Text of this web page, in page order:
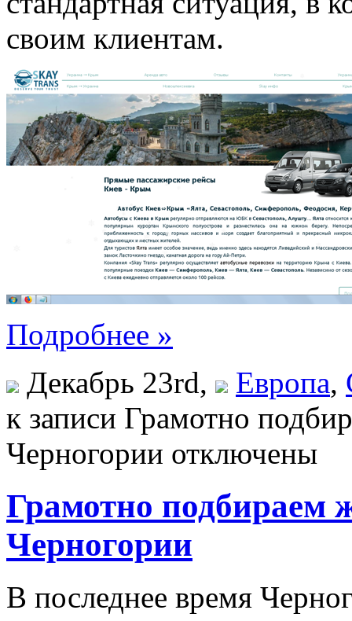
своим клиентам.
Подробнее »
Декабрь 23rd,
Европа,
к записи Грамотно
Черногории отключены
Грамотно подбираем
Черногории
В последнее время